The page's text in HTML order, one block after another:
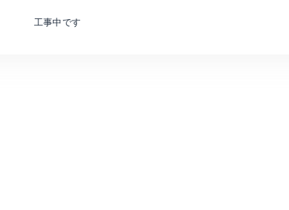
工事中です